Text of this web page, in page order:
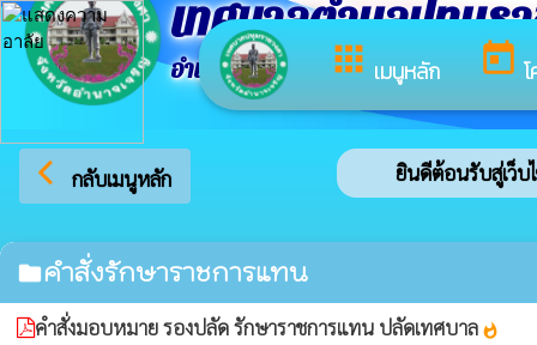
apps เมนูหลัก today
เทศบาลตำบลปทุมร
อำเภอปทุมราชวงศา จังหวัดอำนาจเจริญ
arrow_back_ios กลับเมนูหลัก ยินดีต้อนรับสู่เว็บ
folderคำสั่งรักษาราชการแทน
คำสั่งมอบหมาย รองปลัด รักษาราชการแทน ปลัดเทศบาล whatshot